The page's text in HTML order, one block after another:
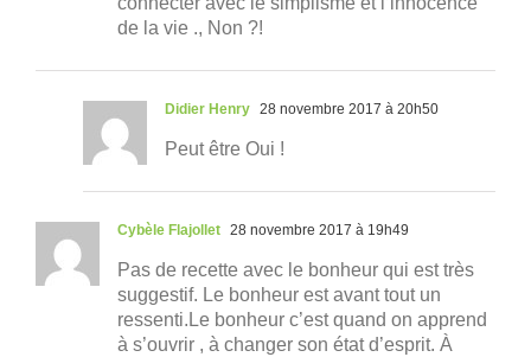
de la vie ., Non ?!
Didier Henry 28 novembre 2017 à 20h50
Peut être Oui !
Cybèle Flajollet 28 novembre 2017 à 19h49
Pas de recette avec le bonheur qui est très
suggestif. Le bonheur est avant tout un
ressenti.Le bonheur c’est quand on apprend
à s’ouvrir , à changer son état d’esprit. À